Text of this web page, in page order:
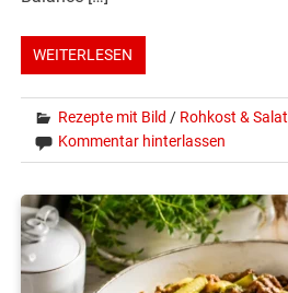
WEITERLESEN
Rezepte mit Bild / Rohkost & Salat
Kommentar hinterlassen